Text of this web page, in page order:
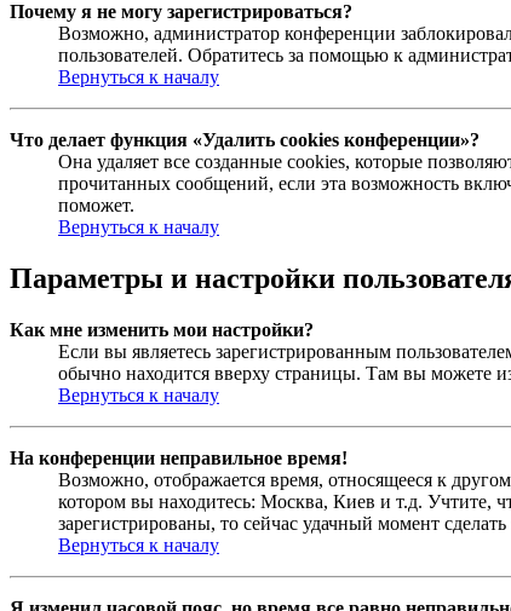
Почему я не могу зарегистрироваться?
Возможно, администратор конференции
пользователей. Обратитесь за помощью к
Вернуться к началу
Что делает функция «Удалить cookies конференции»?
Она удаляет все созданные cookies, которые
прочитанных сообщений, если эта возможность
поможет.
Вернуться к началу
Параметры и настройки
Как мне изменить мои настройки?
Если вы являетесь зарегистрированным
обычно находится вверху страницы. Там вы можете
Вернуться к началу
На конференции неправильное время!
Возможно, отображается время, относящееся к
котором вы находитесь: Москва, Киев и т.д. Учтите,
зарегистрированы, то сейчас удачный момент сделать
Вернуться к началу